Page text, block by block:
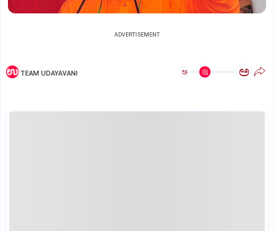
ADVERTISEMENT
TEAM UDAYAVANI ಅ ಅ